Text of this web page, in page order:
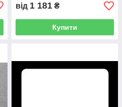
від 1 181 ₴
Купити